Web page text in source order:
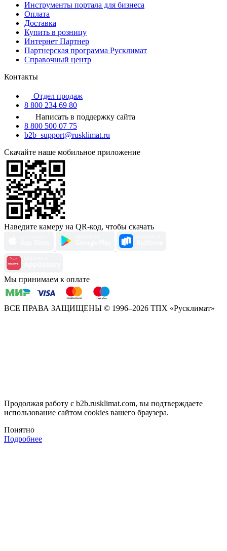
Инструменты портала для бизнеса
Оплата
Доставка
Купить в розницу
Интернет Партнер
Партнерская программа Русклимат
Справочный центр
Контакты
Отдел продаж
8 800 234 69 80
Написать в поддержку сайта
8 800 500 07 75
b2b_support@rusklimat.ru
Скачайте наше мобильное приложение
Наведите камеру на QR-код, чтобы скачать
Мы принимаем к оплате
ВСЕ ПРАВА ЗАЩИЩЕНЫ © 1996–2026 ТПХ «Русклимат»
Продолжая работу с b2b.rusklimat.com, вы подтверждаете
использование сайтом cookies вашего браузера.
Понятно
Подробнее